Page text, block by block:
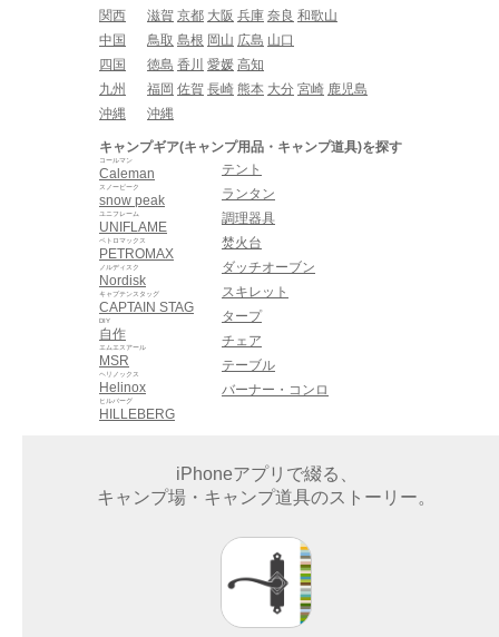
関西
滋賀 京都 大阪 兵庫 奈良 和歌山
中国
鳥取 島根 岡山 広島 山口
四国
徳島 香川 愛媛 高知
九州
福岡 佐賀 長崎 熊本 大分 宮崎 鹿児島
沖縄
沖縄
キャンプギア(キャンプ用品・キャンプ道具)を探す
Caleman
コールマン
snow peak
スノーピーク
UNIFLAME
ユニフレーム
PETROMAX
ペトロマックス
Nordisk
ノルディスク
CAPTAIN STAG
キャプテンスタッグ
自作
DIY
MSR
エムエスアール
Helinox
ヘリノックス
HILLEBERG
ヒルバーグ
テント
ランタン
調理器具
焚火台
ダッチオーブン
スキレット
タープ
チェア
テーブル
バーナー・コンロ
iPhoneアプリで綴る、
キャンプ場・キャンプ道具のストーリー。